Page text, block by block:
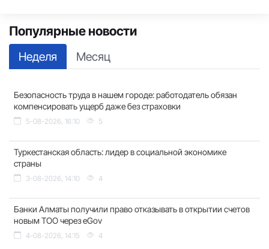
Популярные новости
Неделя Месяц
Безопасность труда в нашем городе: работодатель обязан
компенсировать ущерб даже без страховки
5-08-2026, 16:10 5
Туркестанская область: лидер в социальной экономике
страны
3-08-2026, 14:10 4
Банки Алматы получили право отказывать в открытии счетов
новым ТОО через eGov
4-08-2026, 14:15 4